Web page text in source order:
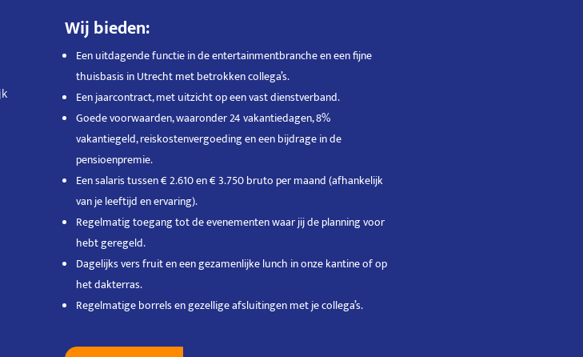
Wij bieden:
Een uitdagende functie in de entertainmentbranche en een fijne
thuisbasis in Utrecht met betrokken collega’s.
Een jaarcontract, met uitzicht op een vast dienstverband.
Goede voorwaarden, waaronder 24 vakantiedagen, 8%
vakantiegeld, reiskostenvergoeding en een bijdrage in de
pensioenpremie.
Een salaris tussen € 2.610 en € 3.750 bruto per maand (afhankelijk
van je leeftijd en ervaring).
Regelmatig toegang tot de evenementen waar jij de planning voor
hebt geregeld.
Dagelijks vers fruit en een gezamenlijke lunch in onze kantine of op
het dakterras.
Regelmatige borrels en gezellige afsluitingen met je collega’s.